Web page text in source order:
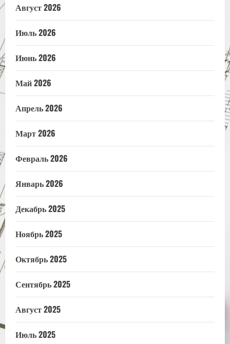
Август 2026
Июль 2026
Июнь 2026
Май 2026
Апрель 2026
Март 2026
Февраль 2026
Январь 2026
Декабрь 2025
Ноябрь 2025
Октябрь 2025
Сентябрь 2025
Август 2025
Июль 2025